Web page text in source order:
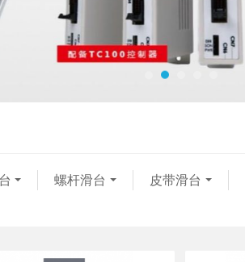
螺杆滑台 皮带滑台